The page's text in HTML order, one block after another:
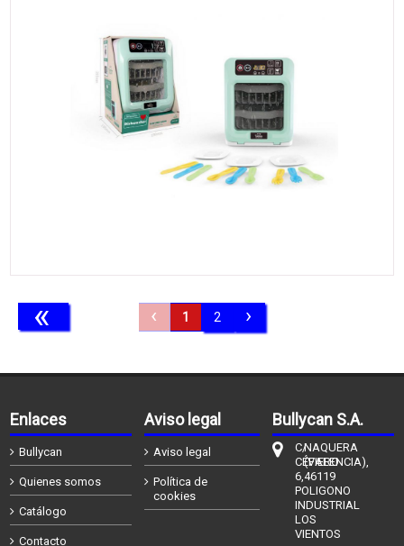
« ‹ 1 2 ›
Enlaces
Bullycan
Quienes somos
Catálogo
Contacto
Aviso legal
Aviso legal
Política de
cookies
Bullycan S.A.
C/
CÉFIERO
6,
POLIGONO
INDUSTRIAL
LOS
VIENTOS
NAQUERA
(VALENCIA),
46119